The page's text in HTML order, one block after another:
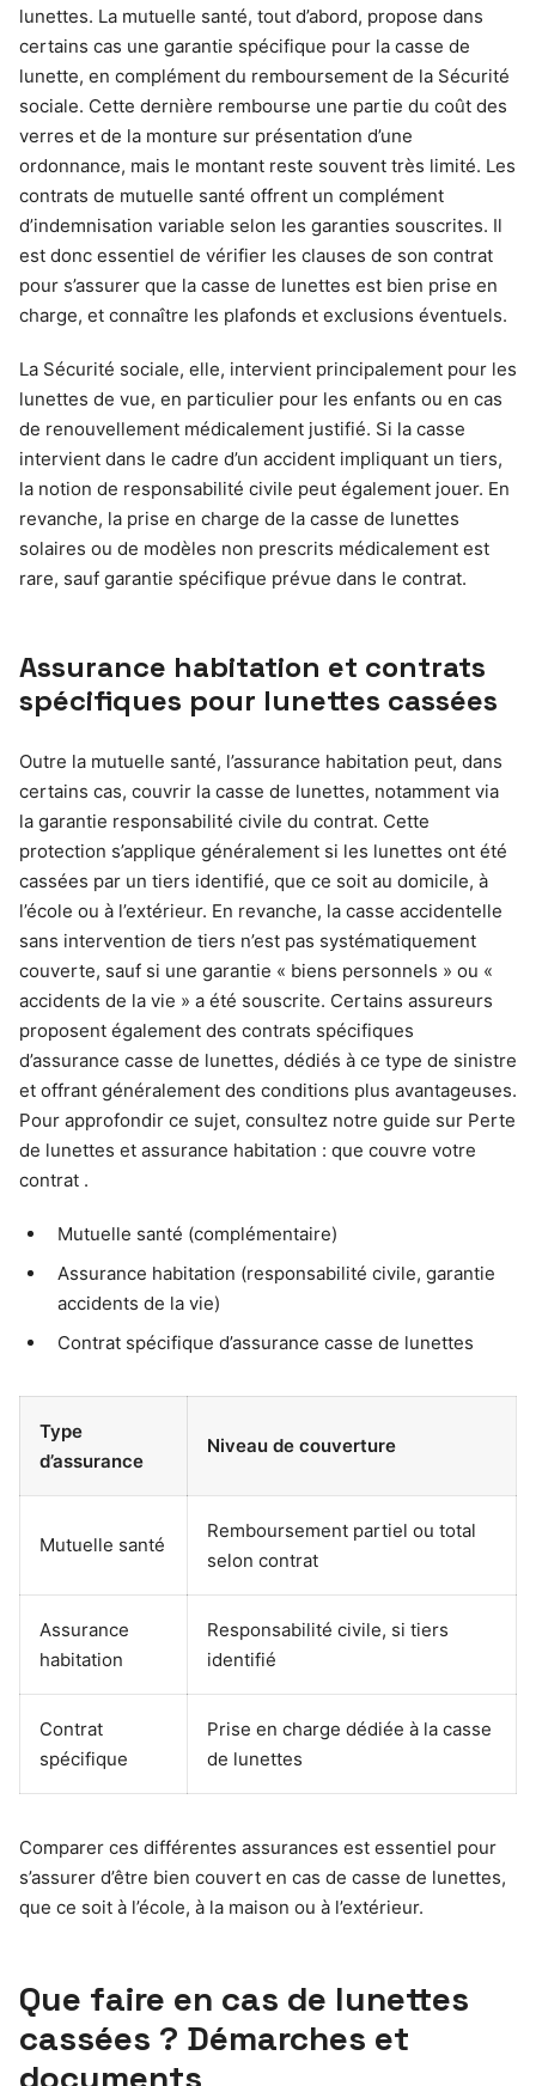
lunettes. La mutuelle santé, tout d’abord, propose dans
certains cas une garantie spécifique pour la casse de
lunette, en complément du remboursement de la Sécurité
sociale. Cette dernière rembourse une partie du coût des
verres et de la monture sur présentation d’une
ordonnance, mais le montant reste souvent très limité. Les
contrats de mutuelle santé offrent un complément
d’indemnisation variable selon les garanties souscrites. Il
est donc essentiel de vérifier les clauses de son contrat
pour s’assurer que la casse de lunettes est bien prise en
charge, et connaître les plafonds et exclusions éventuels.
La Sécurité sociale, elle, intervient principalement pour les
lunettes de vue, en particulier pour les enfants ou en cas
de renouvellement médicalement justifié. Si la casse
intervient dans le cadre d’un accident impliquant un tiers,
la notion de responsabilité civile peut également jouer. En
revanche, la prise en charge de la casse de lunettes
solaires ou de modèles non prescrits médicalement est
rare, sauf garantie spécifique prévue dans le contrat.
Assurance habitation et contrats
spécifiques pour lunettes cassées
Outre la mutuelle santé, l’assurance habitation peut, dans
certains cas, couvrir la casse de lunettes, notamment via
la garantie responsabilité civile du contrat. Cette
protection s’applique généralement si les lunettes ont été
cassées par un tiers identifié, que ce soit au domicile, à
l’école ou à l’extérieur. En revanche, la casse accidentelle
sans intervention de tiers n’est pas systématiquement
couverte, sauf si une garantie « biens personnels » ou «
accidents de la vie » a été souscrite. Certains assureurs
proposent également des contrats spécifiques
d’assurance casse de lunettes, dédiés à ce type de sinistre
et offrant généralement des conditions plus avantageuses.
Pour approfondir ce sujet, consultez notre guide sur Perte
de lunettes et assurance habitation : que couvre votre
contrat .
Mutuelle santé (complémentaire)
Assurance habitation (responsabilité civile, garantie
accidents de la vie)
Contrat spécifique d’assurance casse de lunettes
Type
d’assurance
Niveau de couverture
Mutuelle santé
Remboursement partiel ou total
selon contrat
Assurance
habitation
Responsabilité civile, si tiers
identifié
Contrat
spécifique
Prise en charge dédiée à la casse
de lunettes
Comparer ces différentes assurances est essentiel pour
s’assurer d’être bien couvert en cas de casse de lunettes,
que ce soit à l’école, à la maison ou à l’extérieur.
Que faire en cas de lunettes
cassées ? Démarches et